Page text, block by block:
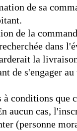
de sa
de la
dans
la
de s'engager au
conditions que
aucun cas,
(personne